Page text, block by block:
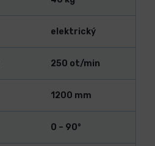
elektrický
250 ot/min
1200 mm
0 – 90°